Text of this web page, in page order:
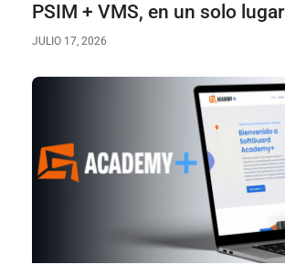
PSIM + VMS, en un solo lugar
JULIO 17, 2026